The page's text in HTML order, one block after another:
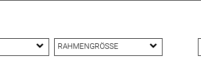
RAHMENGRÖSSE